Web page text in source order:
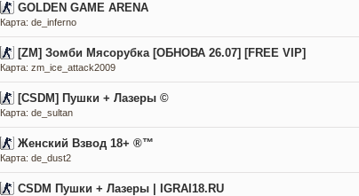
GOLDEN GAME ARENA
Карта: de_inferno
[ZM] Зомби Мясорубка [ОБНОВА 26.07] [FREE VIP]
Карта: zm_ice_attack2009
[CSDM] Пушки + Лазеры ©
Карта: de_sultan
Женский Взвод 18+ ®™
Карта: de_dust2
CSDM Пушки + Лазеры | IGRAI18.RU